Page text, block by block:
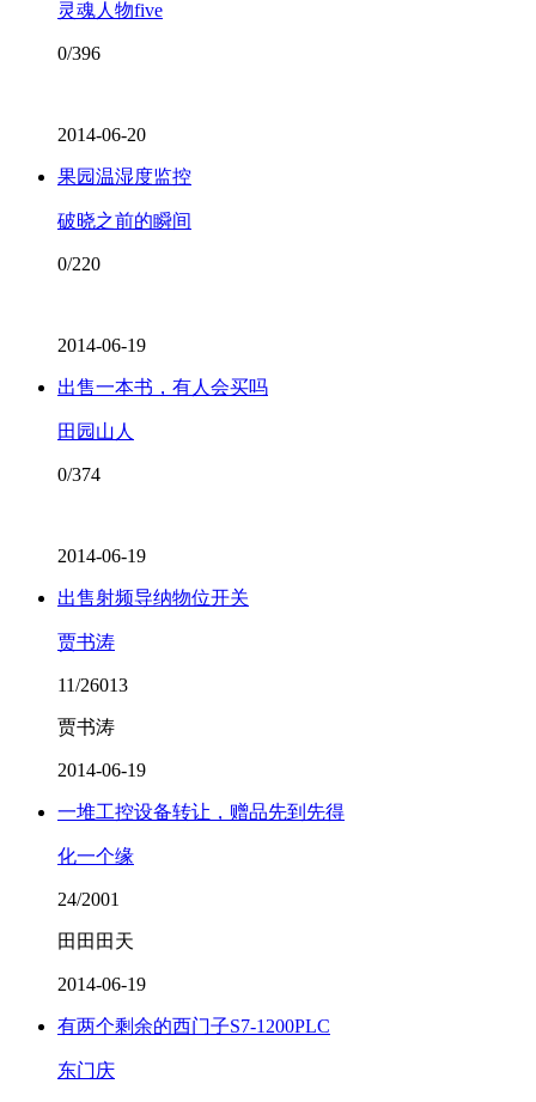
灵魂人物five
0/396
2014-06-20
果园温湿度监控
破晓之前的瞬间
0/220
2014-06-19
出售一本书，有人会买吗
田园山人
0/374
2014-06-19
出售射频导纳物位开关
贾书涛
11/26013
贾书涛
2014-06-19
一堆工控设备转让，赠品先到先得
化一个缘
24/2001
田田田天
2014-06-19
有两个剩余的西门子S7-1200PLC
东门庆